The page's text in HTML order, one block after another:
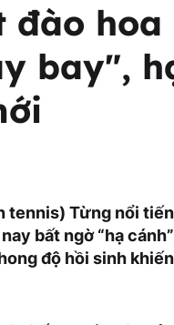
đào
bay",
tennis) Từng nổi
bất ngờ “hạ
độ hồi sinh